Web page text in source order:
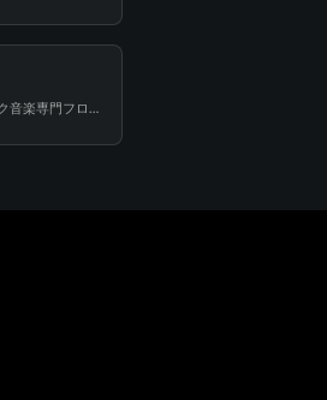
8F：世界最大級のクラシック音楽専門フロア！